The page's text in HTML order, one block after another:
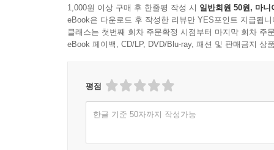
1,000원 이상 구매 후 한줄평 작성 시 일반회원 50원, 마니
eBook은 다운로드 후 작성한 리뷰만 YES포인트 지급됩니
클래스는 첫번째 회차 주문확정 시점부터 마지막 회차 주
eBook 페이백, CD/LP, DVD/Blu-ray, 패션 및 판매금지 상
평점
한글 기준 50자까지 작성가능